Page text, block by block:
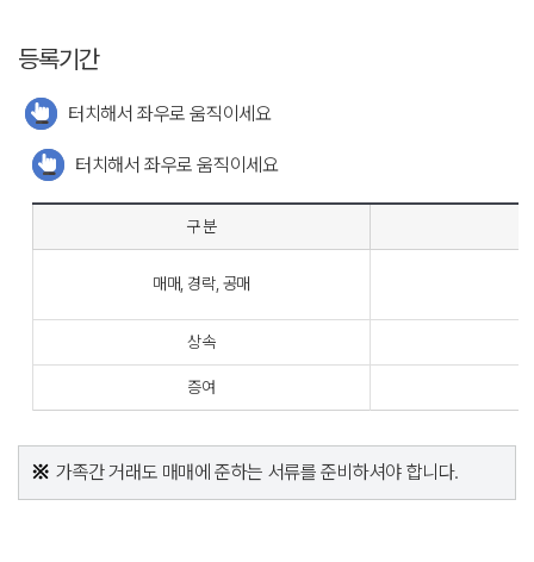
등록기간
터치해서 좌우로 움직이세요
터치해서 좌우로 움직이세요
구 분
매매, 경락, 공매
상속
증여
가족간 거래도 매매에 준하는 서류를 준비하셔야 합니다.